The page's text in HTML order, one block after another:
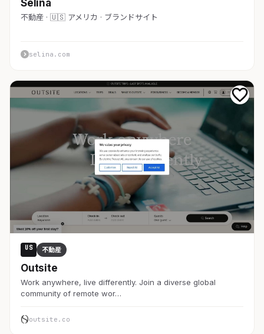
Selina
不動産 · 🇺🇸 アメリカ · ブランドサイト
selina.com
US 不動産
Outsite
Work anywhere, live differently. Join a diverse global
community of remote wor…
outsite.co